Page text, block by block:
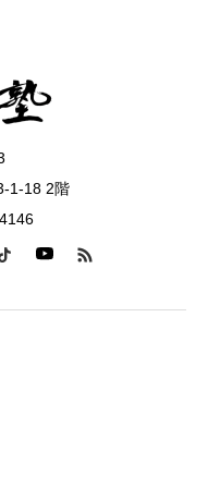
1-18 2階